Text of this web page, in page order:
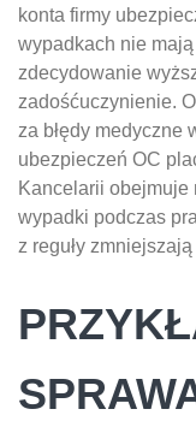
konta firmy
wypadkach nie
zdecydowanie
zadośćuczynienie.
za błędy medyczne
ubezpieczeń OC
Kancelarii obejmuje
wypadki podczas
z reguły